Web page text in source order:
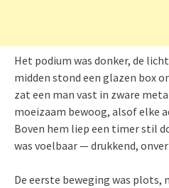
Het podium was donker, de
midden stond een glazen box
zat een man vast in zware
moeizaam bewoog, alsof elke
Boven hem liep een timer stil
was voelbaar — drukkend,
De eerste beweging was